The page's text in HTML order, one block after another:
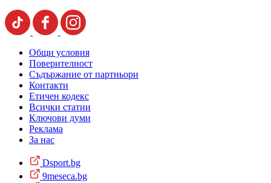
Общи условия
Поверителност
Съдържание от партньори
Контакти
Етичен кодекс
Всички статии
Ключови думи
Реклама
За нас
Dsport.bg
9meseca.bg